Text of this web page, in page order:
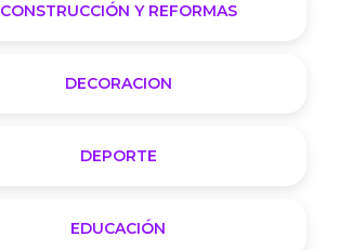
CONSTRUCCIÓN Y REFORMAS
DECORACION
DEPORTE
EDUCACIÓN